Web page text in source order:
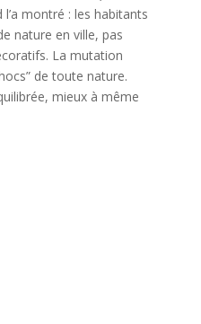
montré : les habitants
nature en ville, pas
La mutation
de toute nature.
mieux à même